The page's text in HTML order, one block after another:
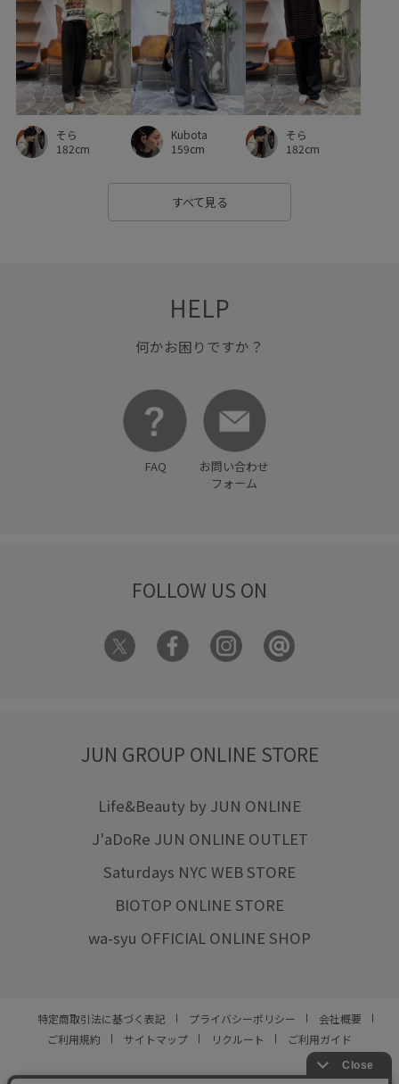
そら
182cm
Kubota
159cm
そら
182cm
すべて見る
HELP
何かお困りですか？
FAQ
お問い合わせ
フォーム
FOLLOW US ON
JUN GROUP ONLINE STORE
Life&Beauty by JUN ONLINE
J'aDoRe JUN ONLINE OUTLET
Saturdays NYC WEB STORE
BIOTOP ONLINE STORE
wa-syu OFFICIAL ONLINE SHOP
特定商取引法に基づく表記 プライバシーポリシー
会社概要
ご利用規約
サイトマップ リクルート ご利用ガイド